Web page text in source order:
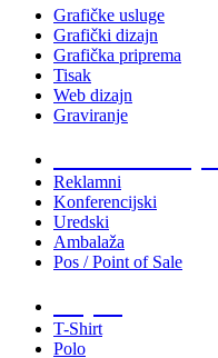
Grafičke usluge
Grafički dizajn
Grafička priprema
Tisak
Web dizajn
Graviranje
Reklamni
Konferencijski
Uredski
Ambalaža
Pos / Point of Sale
T-Shirt
Polo